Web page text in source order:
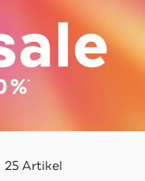
25 Artikel